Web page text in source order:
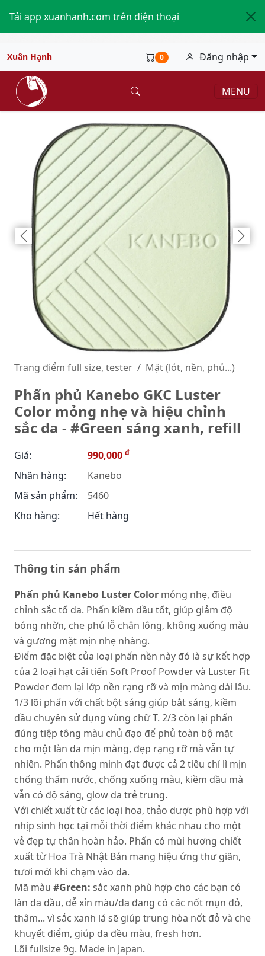
Tải app xuanhanh.com trên điện thoại
Xuân Hạnh 0 Đăng nhập
MENU
Trang điểm full size, tester Mặt (lót, nền, phủ...)
Phấn phủ Kanebo GKC Luster
Color mỏng nhẹ và hiệu chỉnh
sắc da - #Green sáng xanh, refill
Giá: 990,000 đ
Nhãn hàng:
Kanebo
Mã sản phẩm:
5460
Kho hàng:
Hết hàng
Thông tin sản phẩm
Phấn phủ Kanebo Luster Color mỏng nhẹ, điều
chỉnh sắc tố da. Phấn kiềm dầu tốt, giúp giảm độ
bóng nhờn, che phủ lỗ chân lông, không xuống màu
và gương mặt mịn nhẹ nhàng.
Điểm đặc biệt của loại phấn nền này đó là sự kết hợp
của 2 loại hạt cải tiến Soft Proof Powder và Luster Fit
Powder đem lại lớp nền rạng rỡ và mịn màng dài lâu.
1/3 lõi phấn với chất bột sáng giúp bắt sáng, kiềm
dầu chuyên sử dụng vùng chữ T. 2/3 còn lại phấn
đúng tiệp tông màu chủ đạo để phủ toàn bộ mặt
cho một làn da mịn màng, đẹp rạng rỡ mà vẫn tự
nhiên. Phấn thông minh đạt được cả 2 tiêu chí lì mịn
chống thấm nước, chống xuống màu, kiềm dầu mà
vẫn có độ sáng, glow da trẻ trung.
Với chiết xuất từ các loại hoa, thảo dược phù hợp với
nhịp sinh học tại mỗi thời điểm khác nhau cho một
vẻ đẹp tự thân hoàn hảo. Phấn có mùi hương chiết
xuất từ Hoa Trà Nhật Bản mang hiệu ứng thư giãn,
tươi mới khi chạm vào da.
Mã màu #Green: sắc xanh phù hợp cho các bạn có
làn da dầu, dễ xỉn màu/da đang có các nốt mụn đỏ,
thâm... vì sắc xanh lá sẽ giúp trung hòa nốt đỏ và che
khuyết điểm, giúp da đều màu, fresh hơn.
Lõi fullsize 9g. Made in Japan.